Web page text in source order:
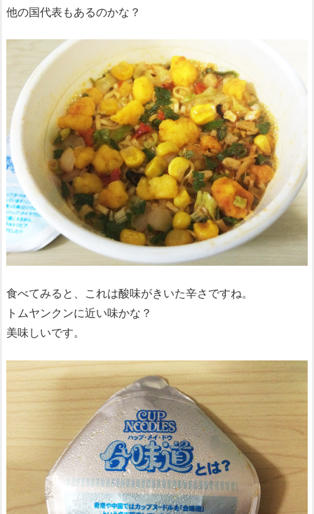
他の国代表もあるのかな？
食べてみると、これは酸味がきいた辛さですね。
トムヤンクンに近い味かな？
美味しいです。